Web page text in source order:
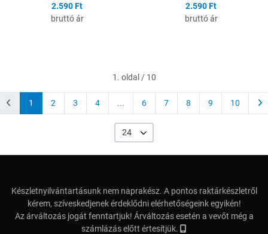
2.590 Ft
bruttó ár
2.590 Ft
bruttó ár
1. oldal / 10
1 2 3 4 ... 6 7 8 9 10
24
Készletnyilvántartásunk nem naprakész. A pontos raktárkészletről
kérem, szíveskedjenek érdeklődni elérhetőségeink egyikén!
Az árváltozás jogát fenntartjuk! Árváltozás esetén a vevőt még a
számlázás előtt értesítjük.